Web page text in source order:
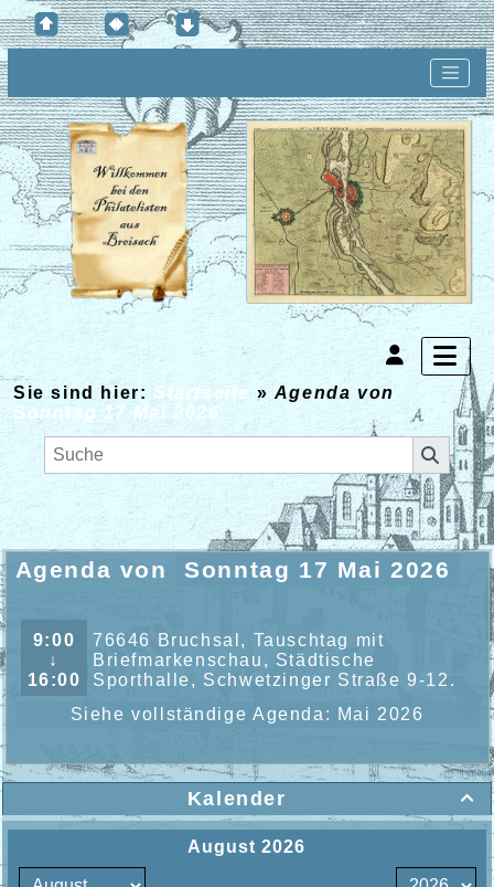
Sie sind hier: Startseite » Agenda von
Sonntag 17 Mai 2026

Kalender
Agenda von Sonntag 17 Mai 2026
9:00
↓
16:00
76646 Bruchsal, Tauschtag mit
Briefmarkenschau, Städtische
Sporthalle, Schwetzinger Straße 9-12.
Siehe vollständige Agenda: Mai 2026